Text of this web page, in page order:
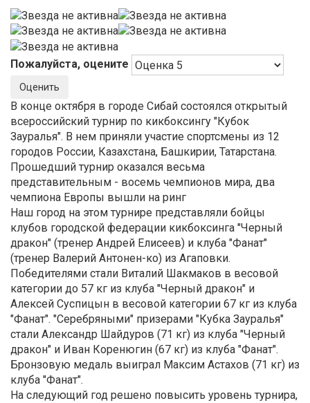
Пожалуйста, оцените
В конце октября в городе Сибай состоялся открытый
всероссийский турнир по кикбоксингу "Кубок
Зауралья". В нем приняли участие спортсмены из 12
городов России, Казахстана, Башкирии, Татарстана.
Прошедший турнир оказался весьма
представительным - восемь чемпионов мира, два
чемпиона Европы вышли на ринг
Наш город на этом турнире представляли бойцы
клубов городской федерации кикбоксинга "Черный
дракон" (тренер Андрей Елисеев) и клуба "Фанат"
(тренер Валерий Антонен-ко) из Агаповки.
Победителями стали Виталий Шакмаков в весовой
категории до 57 кг из клуба "Черный дракон" и
Алексей Суспицын в весовой категории 67 кг из клуба
"Фанат". "Серебряными" призерами "Кубка Зауралья"
стали Александр Шайдуров (71 кг) из клуба "Черный
дракон" и Иван Коренюгин (67 кг) из клуба "Фанат".
Бронзовую медаль выиграл Максим Астахов (71 кг) из
клуба "Фанат".
На следующий год решено повысить уровень турнира,